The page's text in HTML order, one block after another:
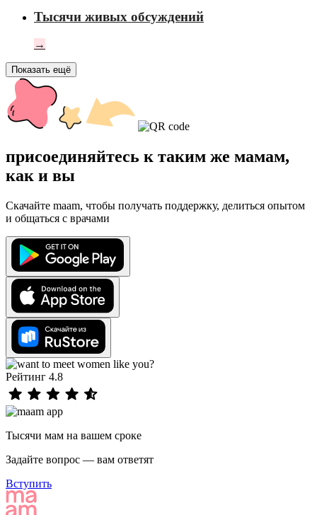
Тысячи живых обсуждений
→
Показать ещё
присоединяйтесь к таким же мамам,
как и вы
Скачайте maam, чтобы получать поддержку, делиться опытом
и общаться с врачами
Рейтинг 4.8
Тысячи мам на вашем сроке
Задайте вопрос — вам ответят
Вступить